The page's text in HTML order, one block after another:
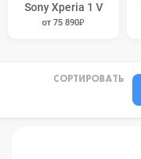
Sony Xperia 1 V
от 75 890₽
СОРТИРОВАТЬ